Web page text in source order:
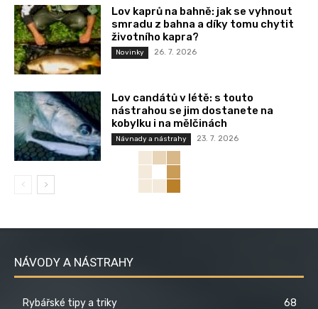
Lov kaprů na bahně: jak se vyhnout
smradu z bahna a díky tomu chytit
životního kapra?
Novinky 26. 7. 2026
Lov candátů v létě: s touto
nástrahou se jim dostanete na
kobylku i na mělčinách
Návnady a nástrahy 23. 7. 2026
NÁVODY A NÁSTRAHY
Rybářské tipy a triky
68